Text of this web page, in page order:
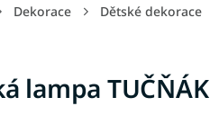
Dekorace Dětské dekorace
lampa TUČŇÁK